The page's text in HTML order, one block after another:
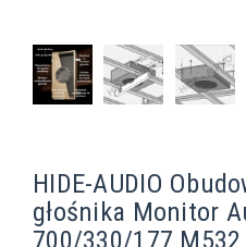
HIDE-AUDIO
głośnika Monitor
700/330/177